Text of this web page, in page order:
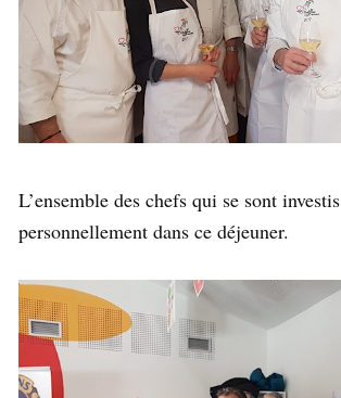
L’ensemble des chefs qui se sont investis
personnellement dans ce déjeuner.